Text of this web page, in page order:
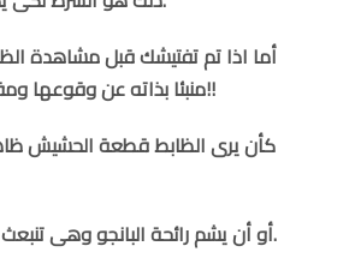
أما اذا تم تفتيشك قبل مشاهدة
منبئا بذاته عن وقوعها ومقررا له انك مرتكبها!!
أو أن يشم رائحة البانجو وهى تنبعث من دخان سيجارتك.